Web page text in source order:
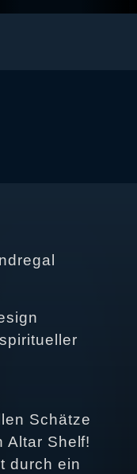
Schätze
Altar Shelf!
durch ein